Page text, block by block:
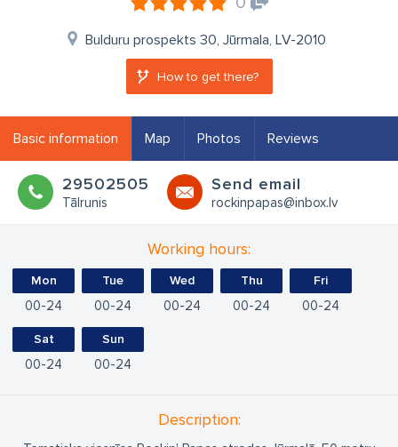
Bulduru prospekts 30, Jūrmala, LV-2010
How to get there?
Basic information Map Photos Reviews
29502505
Tālrunis
Send email
rockinpapas@inbox.lv
Working hours:
Mon
00 24
Tue
00 24
Wed
00 24
Thu
00 24
Fri
00 24
Sat
00 24
Sun
00 24
Description: